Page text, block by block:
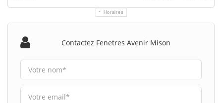
Horaires
Contactez Fenetres Avenir Mison